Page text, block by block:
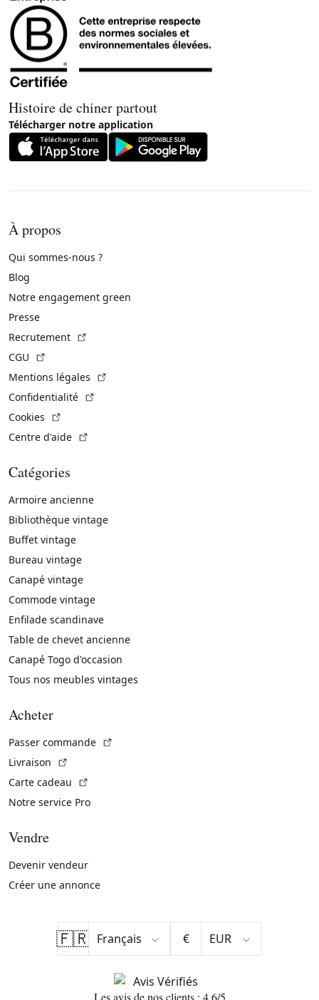
Histoire de chiner partout
Télécharger notre application
À propos
Qui sommes-nous ?
Blog
Notre engagement green
Presse
Recrutement
CGU
Mentions légales
Confidentialité
Cookies
Centre d'aide
Catégories
Armoire ancienne
Bibliothèque vintage
Buffet vintage
Bureau vintage
Canapé vintage
Commode vintage
Enfilade scandinave
Table de chevet ancienne
Canapé Togo d'occasion
Tous nos meubles vintages
Acheter
Passer commande
Livraison
Carte cadeau
Notre service Pro
Vendre
Devenir vendeur
Créer une annonce
🇫🇷 €
Les avis de nos clients : 4.6/5